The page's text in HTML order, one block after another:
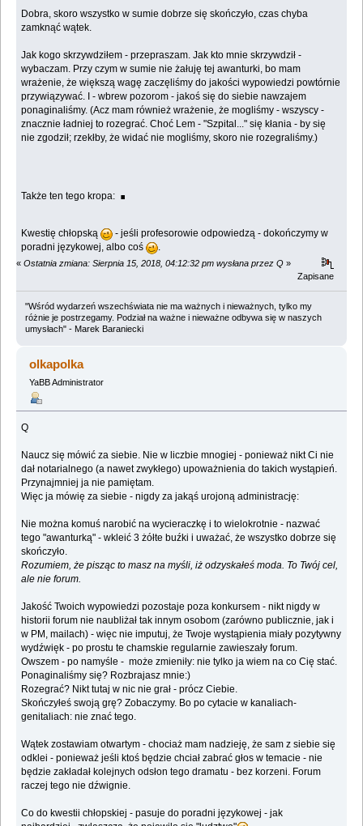
Dobra, skoro wszystko w sumie dobrze się skończyło, czas chyba
zamknąć wątek.
Jak kogo skrzywdziłem - przepraszam. Jak kto mnie skrzywdził -
wybaczam. Przy czym w sumie nie żałuję tej awanturki, bo mam
wrażenie, że większą wagę zaczęliśmy do jakości wypowiedzi powtórnie
przywiązywać. I - wbrew pozorom - jakoś się do siebie nawzajem
ponaginaliśmy. (Acz mam również wrażenie, że mogliśmy - wszyscy -
znacznie ładniej to rozegrać. Choć Lem - "Szpital..." się kłania - by się
nie zgodził; rzekłby, że widać nie mogliśmy, skoro nie rozegraliśmy.)
Także ten tego kropa: .
Kwestię chłopską
- jeśli profesorowie odpowiedzą - dokończymy w
poradni językowej, albo coś
« Ostatnia zmiana: Sierpnia 15, 2018, 04:12:32 pm wysłana przez Q »
Zapisane
"Wśród wydarzeń wszechświata nie ma ważnych i nieważnych, tylko my
różnie je postrzegamy. Podział na ważne i nieważne odbywa się w naszych
umysłach" - Marek Baraniecki
olkapolka
YaBB Administrator
Q
Naucz się mówić za siebie. Nie w liczbie mnogiej - ponieważ nikt Ci nie
dał notarialnego (a nawet zwykłego) upoważnienia do takich wystąpień.
Przynajmniej ja nie pamiętam.
Więc ja mówię za siebie - nigdy za jakąś urojoną administrację:
Nie można komuś narobić na wycieraczkę i to wielokrotnie - nazwać
tego "awanturką" - wkleić 3 żółte buźki i uważać, że wszystko dobrze się
skończyło.
Rozumiem, że pisząc to masz na myśli, iż odzyskałeś moda. To Twój cel,
ale nie forum.
Jakość Twoich wypowiedzi pozostaje poza konkursem - nikt nigdy w
historii forum nie naubliżał tak innym osobom (zarówno publicznie, jak i
w PM, mailach) - więc nie imputuj, że Twoje wystąpienia miały pozytywny
wydźwięk - po prostu te chamskie regularnie zawieszały forum.
Owszem - po namyśle - może zmieniły: nie tylko ja wiem na co Cię stać.
Ponaginaliśmy się? Rozbrajasz mnie:)
Rozegrać? Nikt tutaj w nic nie grał - prócz Ciebie.
Skończyłeś swoją grę? Zobaczymy. Bo po cytacie w kanaliach-
genitaliach: nie znać tego.
Wątek zostawiam otwartym - chociaż mam nadzieję, że sam z siebie się
odklei - ponieważ jeśli ktoś będzie chciał zabrać głos w temacie - nie
będzie zakładał kolejnych odsłon tego dramatu - bez korzeni. Forum
raczej tego nie dźwignie.
Co do kwestii chłopskiej - pasuje do poradni językowej - jak